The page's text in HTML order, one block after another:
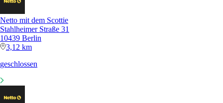
Netto mit dem Scottie
Stahlheimer Straße 31
10439 Berlin
3,12 km
geschlossen